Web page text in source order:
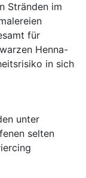
Stränden im
für
Henna-
in sich
unter
selten